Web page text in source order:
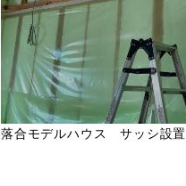
落合モデルハウス サッシ設置